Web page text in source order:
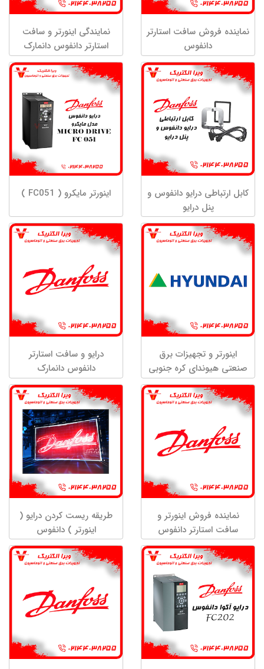
نماینده فروش سافت استارتر
دانفوس
نمایندگی اینورتر و سافت
استارتر دانفوس دانمارک
کابل ارتباطی درایو دانفوس و
پنل درایو
اینورتر مایکرو ( FC051 )
اینورتر و تجهیزات برق
صنعتی هیوندای کره جنوبی
درایو و سافت استارتر
دانفوس دانمارک
نماینده فروش اینورتر و
سافت استارتر دانفوس
دانمارک
طریقه ریست کردن درایو (
اینورتر ) دانفوس